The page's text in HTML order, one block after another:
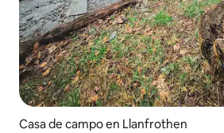
Casa de campo en Llanfrothen